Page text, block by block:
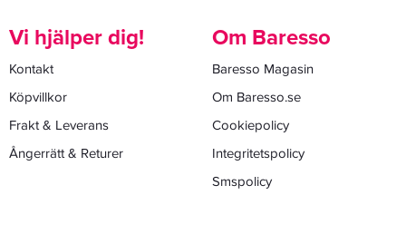
Vi hjälper dig!
Kontakt
Köpvillkor
Frakt & Leverans
Ångerrätt & Returer
Om Baresso
Baresso Magasin
Om Baresso.se
Cookiepolicy
Integritetspolicy
Smspolicy